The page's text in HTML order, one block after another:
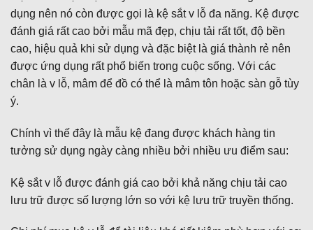
dụng nên nó còn được gọi là kệ sắt v lỗ đa năng. Kệ được
đánh giá rất cao bởi mẫu mã đẹp, chịu tải rất tốt, độ bền
cao, hiệu quả khi sử dụng và đặc biệt là giá thành rẻ nên
được ứng dụng rất phổ biến trong cuộc sống. Với các
chân là v lỗ, mâm để đồ có thể là mâm tôn hoặc sàn gỗ tùy
ý.
Chính vì thế đây là mẫu kệ đang được khách hàng tin
tưởng sử dụng ngày càng nhiều bởi nhiều ưu điểm sau:
Kệ sắt v lỗ được đánh giá cao bởi khả năng chịu tải cao
lưu trữ được số lượng lớn so với kệ lưu trữ truyền thống.